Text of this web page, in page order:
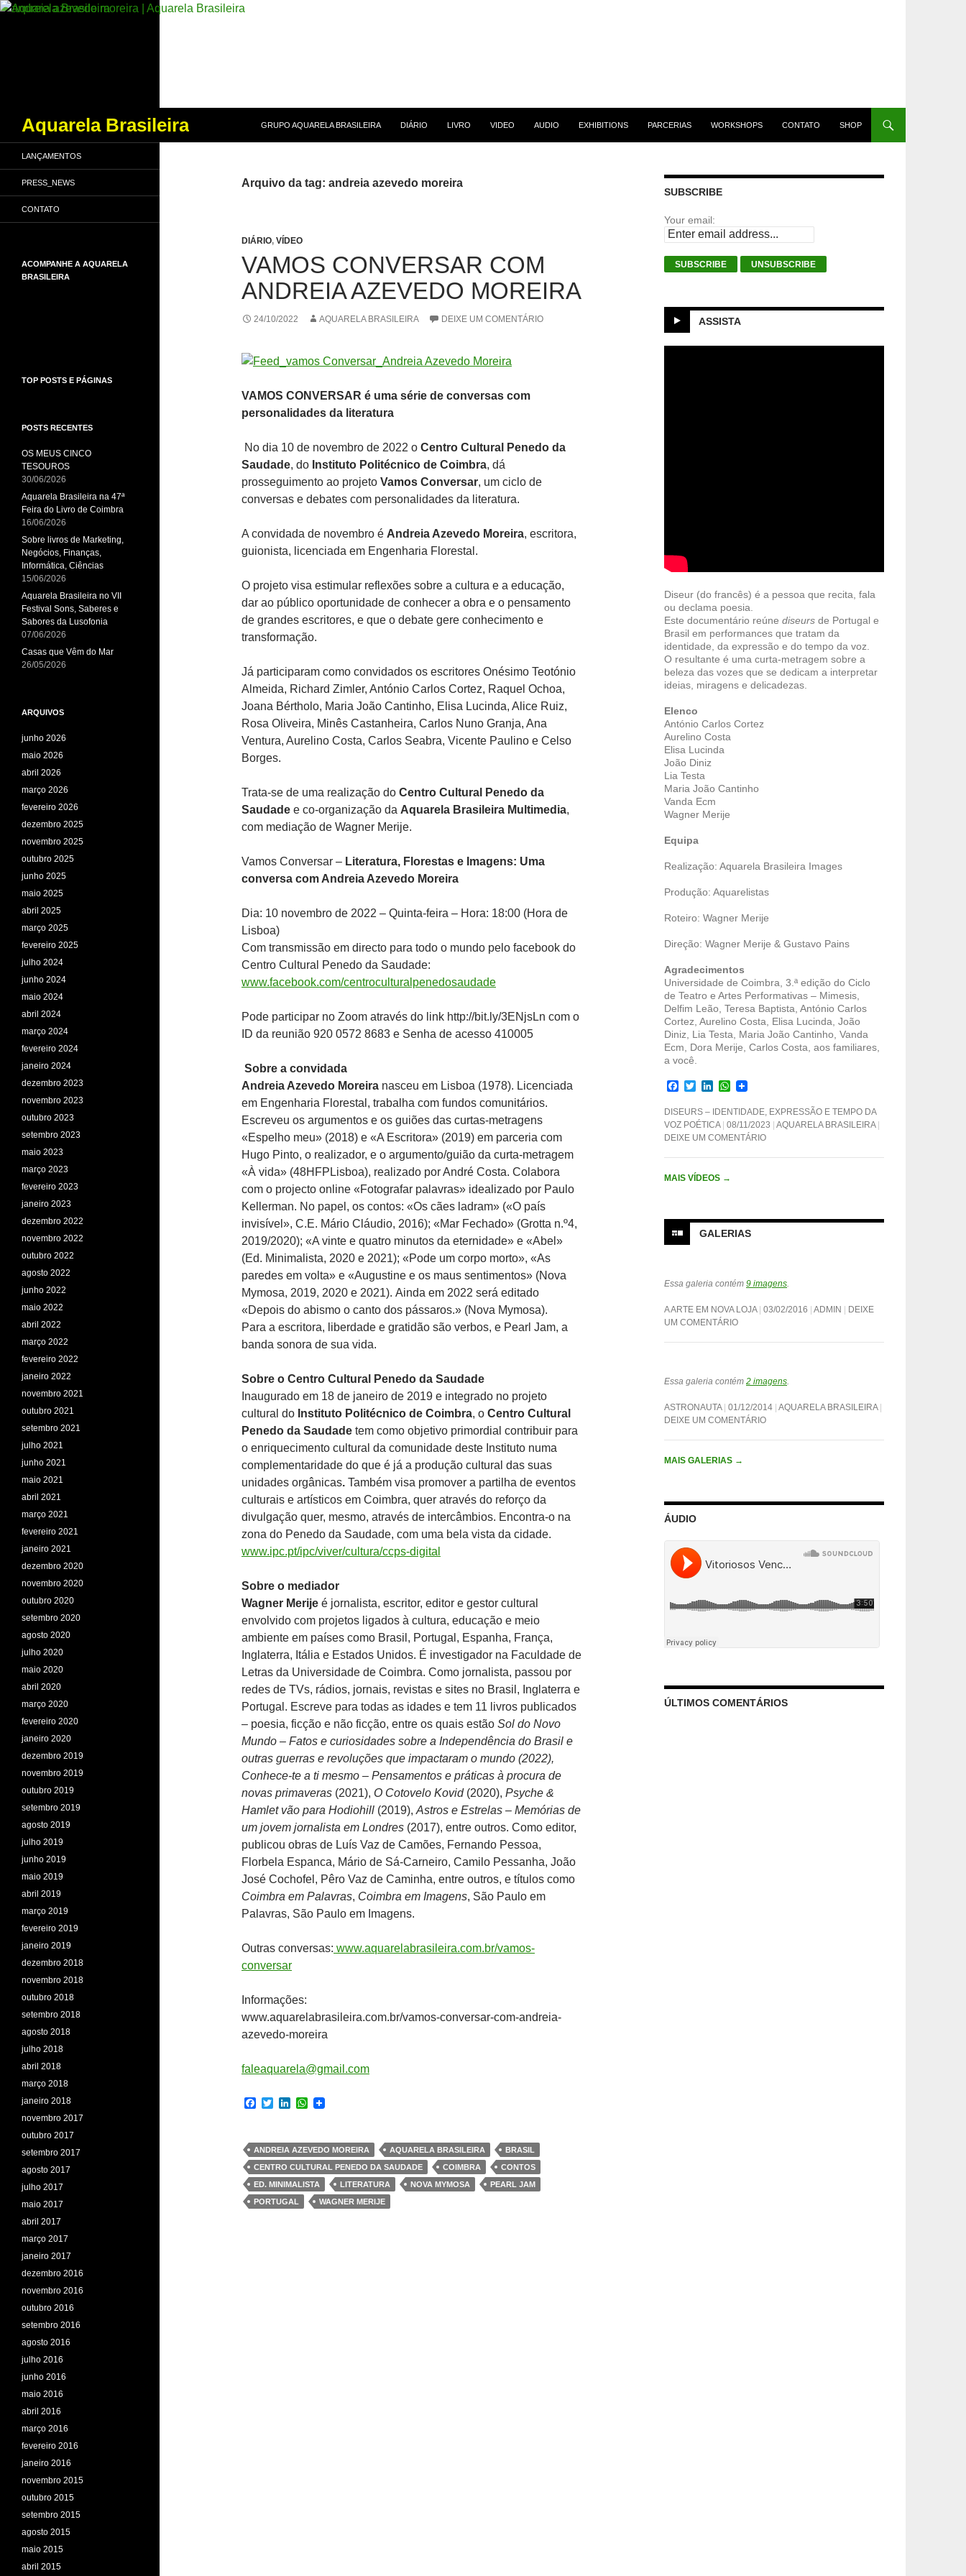
Aquarela Brasileira
GRUPO AQUARELA BRASILEIRA
DIÁRIO LIVRO VIDEO AUDIO EXHIBITIONS PARCERIAS WORKSHOPS CONTATO SHOP
Arquivo da tag: andreia azevedo moreira
DIÁRIO, VÍDEO
VAMOS CONVERSAR COM
ANDREIA AZEVEDO MOREIRA
24/10/2022 AQUARELA BRASILEIRA DEIXE UM COMENTÁRIO
VAMOS CONVERSAR é uma série de conversas com
personalidades da literatura
No dia 10 de novembro de 2022 o Centro Cultural Penedo da
Saudade, do Instituto Politécnico de Coimbra, dá
prosseguimento ao projeto Vamos Conversar, um ciclo de
conversas e debates com personalidades da literatura.
A convidada de novembro é Andreia Azevedo Moreira, escritora,
guionista, licenciada em Engenharia Florestal.
O projeto visa estimular reflexões sobre a cultura e a educação,
dar ao público oportunidade de conhecer a obra e o pensamento
de grandes escritores, e que o debate gere conhecimento e
transformação.
Já participaram como convidados os escritores Onésimo Teotónio
Almeida, Richard Zimler, António Carlos Cortez, Raquel Ochoa,
Joana Bértholo, Maria João Cantinho, Elisa Lucinda, Alice Ruiz,
Rosa Oliveira, Minês Castanheira, Carlos Nuno Granja, Ana
Ventura, Aurelino Costa, Carlos Seabra, Vicente Paulino e Celso
Borges.
Trata-se de uma realização do Centro Cultural Penedo da
Saudade e co-organização da Aquarela Brasileira Multimedia,
com mediação de Wagner Merije.
Vamos Conversar – Literatura, Florestas e Imagens: Uma
conversa com Andreia Azevedo Moreira
Dia: 10 novembro de 2022 – Quinta-feira – Hora: 18:00 (Hora de
Lisboa)
Com transmissão em directo para todo o mundo pelo facebook do
Centro Cultural Penedo da Saudade:
www.facebook.com/centroculturalpenedosaudade
Pode participar no Zoom através do link http://bit.ly/3ENjsLn com o
ID da reunião 920 0572 8683 e Senha de acesso 410005
Sobre a convidada
Andreia Azevedo Moreira nasceu em Lisboa (1978). Licenciada
em Engenharia Florestal, trabalha com fundos comunitários.
Escreveu os argumentos e os guiões das curtas-metragens
«Espelho meu» (2018) e «A Escritora» (2019) em parceria com
Hugo Pinto, o realizador, e o argumento/guião da curta-metragem
«À vida» (48HFPLisboa), realizado por André Costa. Colabora
com o projecto online «Fotografar palavras» idealizado por Paulo
Kellerman. No papel, os contos: «Os cães ladram» («O país
invisível», C.E. Mário Cláudio, 2016); «Mar Fechado» (Grotta n.º4,
2019/2020); «A vinte e quatro minutos da eternidade» e «Abel»
(Ed. Minimalista, 2020 e 2021); «Pode um corpo morto», «As
paredes em volta» e «Augustine e os maus sentimentos» (Nova
Mymosa, 2019, 2020 e 2021). Ainda em 2022 será editado
«Depois do abismo o canto dos pássaros.» (Nova Mymosa).
Para a escritora, liberdade e gratidão são verbos, e Pearl Jam, a
banda sonora de sua vida.
Sobre o Centro Cultural Penedo da Saudade
Inaugurado em 18 de janeiro de 2019 e integrado no projeto
cultural do Instituto Politécnico de Coimbra, o Centro Cultural
Penedo da Saudade tem como objetivo primordial contribuir para
o enriquecimento cultural da comunidade deste Instituto numa
complementaridade do que é já a produção cultural das suas
unidades orgânicas. Também visa promover a partilha de eventos
culturais e artísticos em Coimbra, quer através do reforço da
divulgação quer, mesmo, através de intercâmbios. Encontra-o na
zona do Penedo da Saudade, com uma bela vista da cidade.
www.ipc.pt/ipc/viver/cultura/ccps-digital
Sobre o mediador
Wagner Merije é jornalista, escritor, editor e gestor cultural
envolvido com projetos ligados à cultura, educação e meio
ambiente em países como Brasil, Portugal, Espanha, França,
Inglaterra, Itália e Estados Unidos. É investigador na Faculdade de
Letras da Universidade de Coimbra. Como jornalista, passou por
redes de TVs, rádios, jornais, revistas e sites no Brasil, Inglaterra e
Portugal. Escreve para todas as idades e tem 11 livros publicados
– poesia, ficção e não ficção, entre os quais estão Sol do Novo
Mundo – Fatos e curiosidades sobre a Independência do Brasil e
outras guerras e revoluções que impactaram o mundo (2022),
Conhece-te a ti mesmo – Pensamentos e práticas à procura de
novas primaveras (2021), O Cotovelo Kovid(2020), Psyche &
Hamlet vão para Hodiohill (2019), Astros e Estrelas – Memórias de
um jovem jornalista em Londres (2017), entre outros. Como editor,
publicou obras de Luís Vaz de Camões, Fernando Pessoa,
Florbela Espanca, Mário de Sá-Carneiro, Camilo Pessanha, João
José Cochofel, Pêro Vaz de Caminha, entre outros, e títulos como
Coimbra em Palavras, Coimbra em Imagens, São Paulo em
Palavras, São Paulo em Imagens.
Outras conversas: www.aquarelabrasileira.com.br/vamos-
conversar
Informações:
www.aquarelabrasileira.com.br/vamos-conversar-com-andreia-
azevedo-moreira
faleaquarela@gmail.com
F
b
o
o
k
T
t
e
r
L
e
d
I
n
W
s
A
p
p
ANDREIA AZEVEDO MOREIRA AQUARELA BRASILEIRA
BRASIL
CENTRO CULTURAL PENEDO DA SAUDADE
COIMBRA
CONTOS
ED. MINIMALISTA
LITERATURA NOVA MYMOSA
PEARL JAM
PORTUGAL
WAGNER MERIJE
SUBSCRIBE
Your email:
ASSISTA
Diseur (do francês) é a pessoa que recita, fala
ou declama poesia.
Este documentário reúne diseurs de Portugal e
Brasil em performances que tratam da
identidade, da expressão e do tempo da voz.
O resultante é uma curta-metragem sobre a
beleza das vozes que se dedicam a interpretar
ideias, miragens e delicadezas.
Elenco
António Carlos Cortez
Aurelino Costa
Elisa Lucinda
João Diniz
Lia Testa
Maria João Cantinho
Vanda Ecm
Wagner Merije
Equipa
Realização: Aquarela Brasileira Images
Produção: Aquarelistas
Roteiro: Wagner Merije
Direção: Wagner Merije & Gustavo Pains
Agradecimentos
Universidade de Coimbra, 3.ª edição do Ciclo
de Teatro e Artes Performativas – Mimesis,
Delfim Leão, Teresa Baptista, António Carlos
Cortez, Aurelino Costa, Elisa Lucinda, João
Diniz, Lia Testa, Maria João Cantinho, Vanda
Ecm, Dora Merije, Carlos Costa, aos familiares,
a você.
F
c
e
b
o
o
T
i
t
t
e
r
L
n
k
e
d
I
W
a
t
s
A
p
DISEURS – IDENTIDADE, EXPRESSÃO E TEMPO DA
VOZ POÉTICA
08/11/2023
AQUARELA BRASILEIRA
DEIXE UM COMENTÁRIO
MAIS VÍDEOS →
GALERIAS
Essa galeria contém 9 imagens
A ARTE EM NOVA LOJA 03/02/2016 ADMIN
DEIXE
UM COMENTÁRIO
Essa galeria contém 2 imagens
ASTRONAUTA 01/12/2014 AQUARELA BRASILEIRA
DEIXE UM COMENTÁRIO
MAIS GALERIAS →
ÁUDIO
ÚLTIMOS COMENTÁRIOS
LANÇAMENTOS
PRESS_NEWS
CONTATO
ACOMPANHE A AQUARELA
BRASILEIRA
TOP POSTS E PÁGINAS
POSTS RECENTES
OS MEUS CINCO
TESOUROS
30/06/2026
Aquarela Brasileira na 47ª
Feira do Livro de Coimbra
16/06/2026
Sobre livros de Marketing,
Negócios, Finanças,
Informática, Ciências
15/06/2026
Aquarela Brasileira no VII
Festival Sons, Saberes e
Sabores da Lusofonia
07/06/2026
Casas que Vêm do Mar
26/05/2026
ARQUIVOS
junho 2026
maio 2026
abril 2026
março 2026
fevereiro 2026
dezembro 2025
novembro 2025
outubro 2025
junho 2025
maio 2025
abril 2025
março 2025
fevereiro 2025
julho 2024
junho 2024
maio 2024
abril 2024
março 2024
fevereiro 2024
janeiro 2024
dezembro 2023
novembro 2023
outubro 2023
setembro 2023
maio 2023
março 2023
fevereiro 2023
janeiro 2023
dezembro 2022
novembro 2022
outubro 2022
agosto 2022
junho 2022
maio 2022
abril 2022
março 2022
fevereiro 2022
janeiro 2022
novembro 2021
outubro 2021
setembro 2021
julho 2021
junho 2021
maio 2021
abril 2021
março 2021
fevereiro 2021
janeiro 2021
dezembro 2020
novembro 2020
outubro 2020
setembro 2020
agosto 2020
julho 2020
maio 2020
abril 2020
março 2020
fevereiro 2020
janeiro 2020
dezembro 2019
novembro 2019
outubro 2019
setembro 2019
agosto 2019
julho 2019
junho 2019
maio 2019
abril 2019
março 2019
fevereiro 2019
janeiro 2019
dezembro 2018
novembro 2018
outubro 2018
setembro 2018
agosto 2018
julho 2018
abril 2018
março 2018
janeiro 2018
novembro 2017
outubro 2017
setembro 2017
agosto 2017
julho 2017
maio 2017
abril 2017
março 2017
janeiro 2017
dezembro 2016
novembro 2016
outubro 2016
setembro 2016
agosto 2016
julho 2016
junho 2016
maio 2016
abril 2016
março 2016
fevereiro 2016
janeiro 2016
novembro 2015
outubro 2015
setembro 2015
agosto 2015
maio 2015
abril 2015